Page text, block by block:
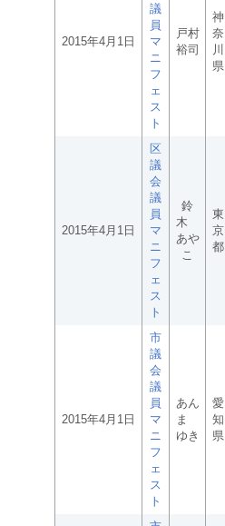
2015年4月1日
議
員
マ
ニ
フ
ェ
ス
ト
戸村
裕司
神
奈
川
県
2015年4月1日
区
議
会
議
員
マ
ニ
フ
ェ
ス
ト
鈴
木
あや
こ
東
京
都
2015年4月1日
市
議
会
議
員
マ
ニ
フ
ェ
ス
ト
あん
ま
ゆき
愛
知
県